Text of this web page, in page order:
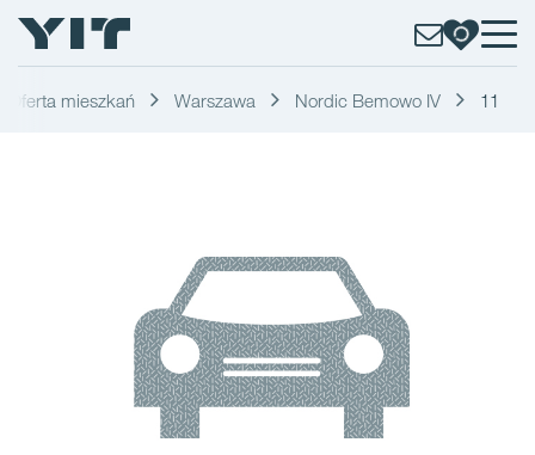
Oferta mieszkań Warszawa Nordic Bemowo IV 11